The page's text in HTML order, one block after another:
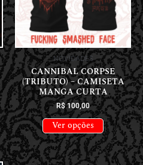
NOVIDADES
CANNIBAL CORPSE
(TRIBUTO) – CAMISETA
MANGA CURTA
R$100,00
Ver opções